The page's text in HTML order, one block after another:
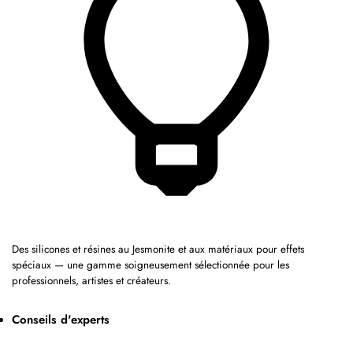
Des silicones et résines au Jesmonite et aux matériaux pour effets
spéciaux — une gamme soigneusement sélectionnée pour les
professionnels, artistes et créateurs.
Conseils d'experts